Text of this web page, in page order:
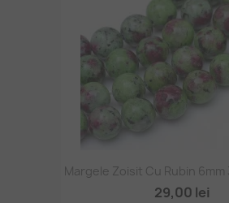
Margele Zoisit Cu Rubin
29,00 lei